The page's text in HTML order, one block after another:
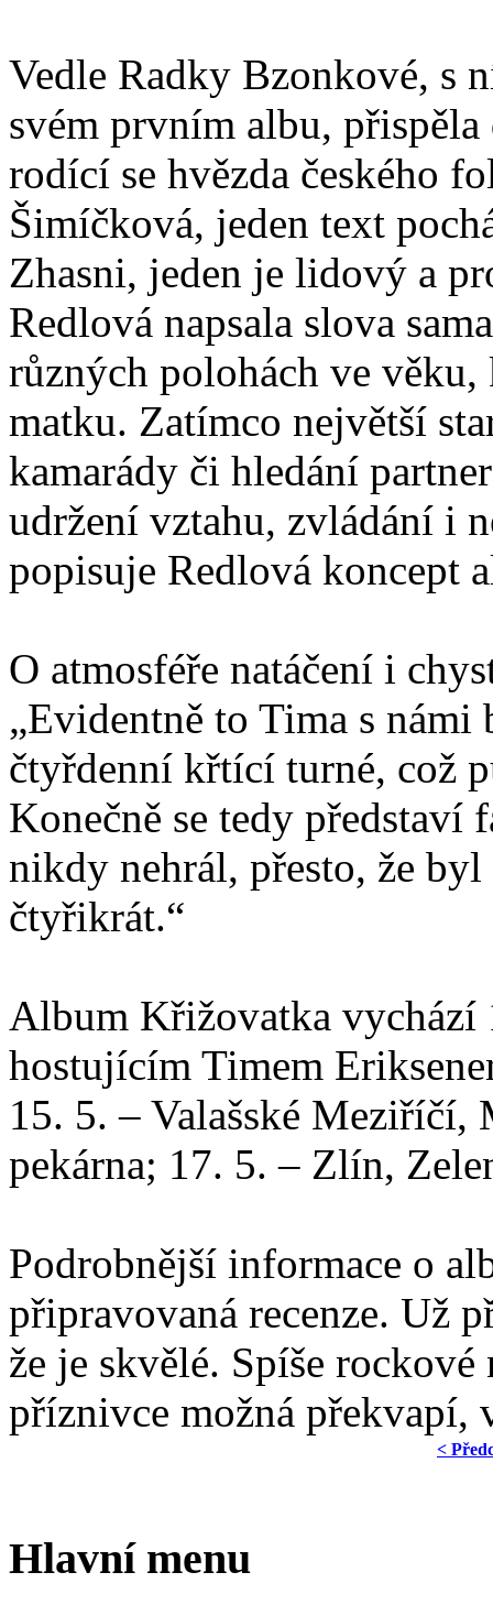
Vedle Radky Bzonkové, s
svém prvním albu,
rodící se hvězda českého
Šimíčková, jeden text
Zhasni, jeden je lidový a
Redlová napsala slova
různých polohách ve
matku. Zatímco největší
kamarády či hledání
udržení vztahu, zvládání i
popisuje Redlová koncept
O atmosféře natáčení i
„Evidentně to Tima s
čtyřdenní křtící turné, což
Konečně se tedy představí
nikdy nehrál, přesto, že
čtyřikrát.“
Album Křižovatka vychází
hostujícím Timem
15. 5. – Valašské
pekárna; 17. 5. – Zlín,
Podrobnější informace o
připravovaná recenze. Už
že je skvělé. Spíše
příznivce možná překvapí,
<
Hlavní menu